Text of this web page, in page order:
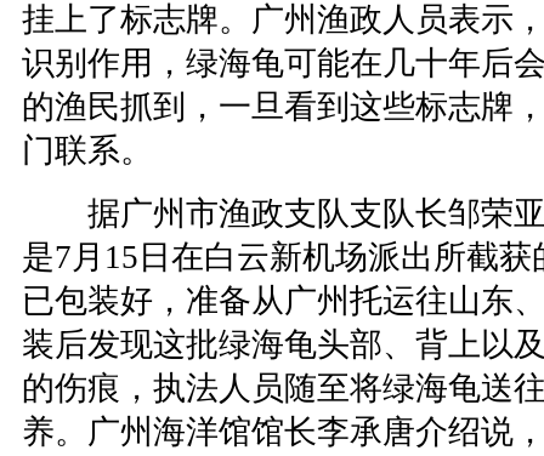
挂上了标志牌。广州渔政人员表示
识别作用，绿海龟可能在几十年后
的渔民抓到，一旦看到这些标志牌
门联系。
据广州市渔政支队支队长邹荣亚
是7月15日在白云新机场派出所截
已包装好，准备从广州托运往山东
装后发现这批绿海龟头部、背上以
的伤痕，执法人员随至将绿海龟送
养。广州海洋馆馆长李承唐介绍说